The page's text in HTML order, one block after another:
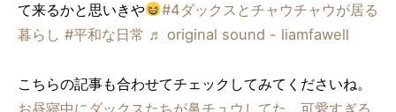
て来るかと思いきや
#4ダックスとチャウチャウが居る
暮らし #平和な日常 ♬ original sound - liamfawell
こちらの記事も合わせてチェックしてみてくださいね。